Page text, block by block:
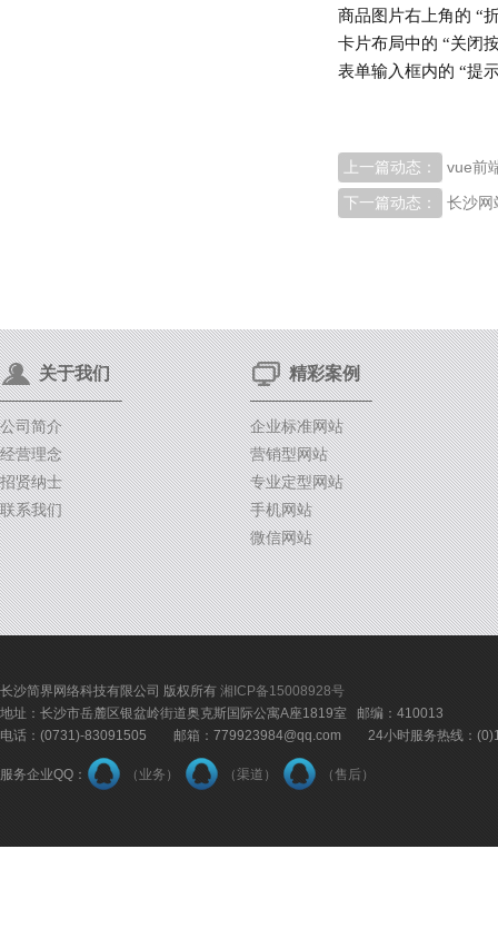
商品图片右上角的 “
卡片布局中的 “关闭
表单输入框内的 “提
上一篇动态：
vue前
下一篇动态：
长沙网
关于我们
公司简介
经营理念
招贤纳士
联系我们
精彩案例
企业标准网站
营销型网站
专业定型网站
手机网站
微信网站
长沙简界网络科技有限公司 版权所有 湘ICP备15008928号
地址：长沙市岳麓区银盆岭街道奥克斯国际公寓A座1819室 邮编：410013
电话：(0731)-83091505 邮箱：779923984@qq.com 24小时服务热线：
服务企业QQ： （业务） （渠道） （售后）